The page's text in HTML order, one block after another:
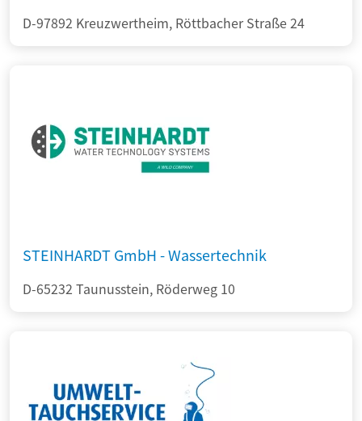
D-97892 Kreuzwertheim, Röttbacher Straße 24
STEINHARDT GmbH - Wassertechnik
D-65232 Taunusstein, Röderweg 10